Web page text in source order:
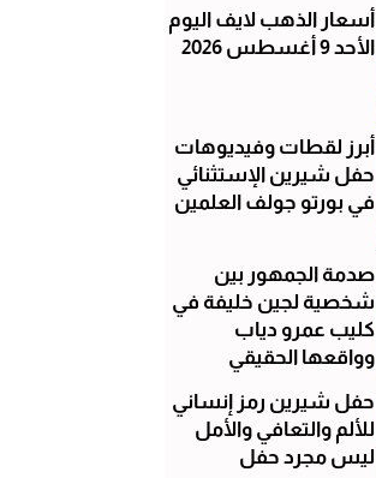
أسعار الذهب لايف اليوم
الأحد 9 أغسطس 2026
أبرز لقطات وفيديوهات
حفل شيرين الإستثنائي
في بورتو جولف العلمين
صدمة الجمهور بين
شخصية لجين خليفة في
كليب عمرو دياب
وواقعها الحقيقي
حفل شيرين رمز إنساني
للألم والتعافي والأمل
ليس مجرد حفل